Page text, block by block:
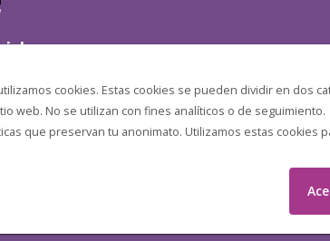
cookies. Estas cookies se pueden dividir en dos
web. No se utilizan con fines analíticos o de seguimiento.
que preservan tu anonimato. Utilizamos estas